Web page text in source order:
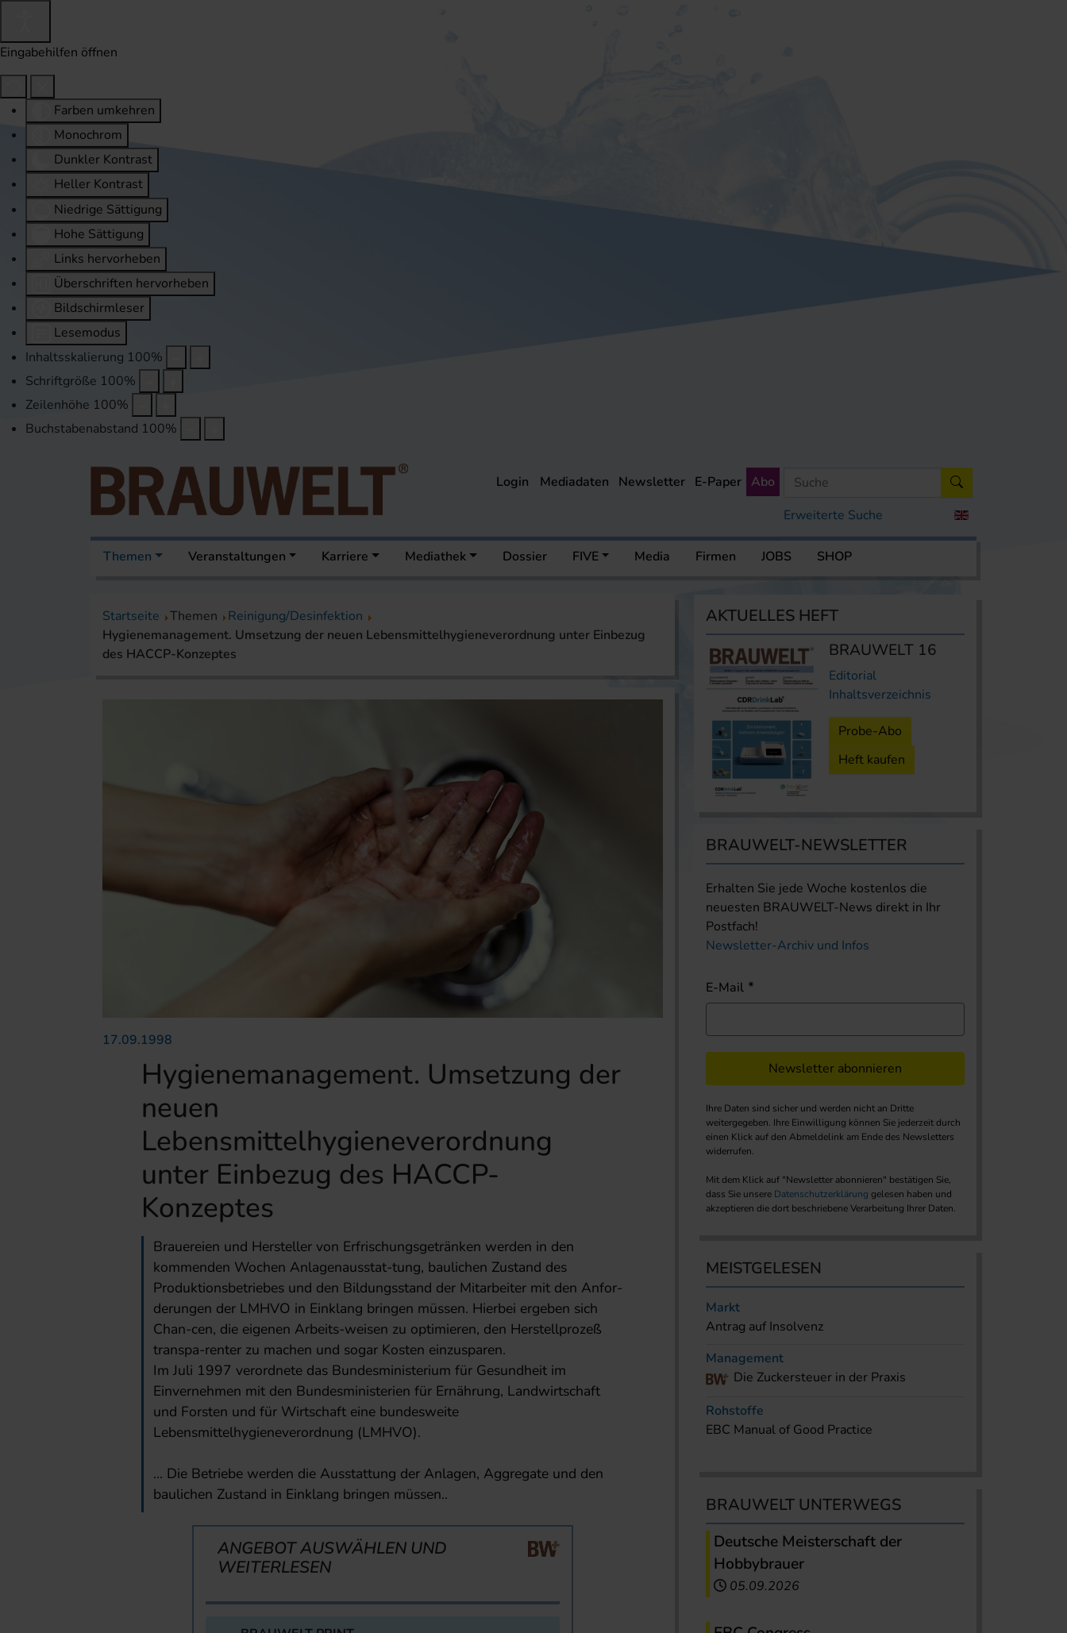
Eingabehilfen öffnen
Farben umkehren
Monochrom
Dunkler Kontrast
Heller Kontrast
Niedrige Sättigung
Hohe Sättigung
Links hervorheben
Überschriften hervorheben
Bildschirmleser
Lesemodus
Inhaltsskalierung 100%
Schriftgröße 100%
Zeilenhöhe 100%
Buchstabenabstand 100%
Erweiterte Suche
Login Mediadaten Newsletter E-Paper Abo
Themen Veranstaltungen Karriere Mediathek Dossier FIVE Media Firmen JOBS SHOP
Startseite Themen
Reinigung/Desinfektion
Hygienemanagement. Umsetzung der neuen Lebensmittelhygieneverordnung unter Einbezug
des HACCP-Konzeptes
17.09.1998
Hygienemanagement. Umsetzung der
neuen
Lebensmittelhygieneverordnung
unter Einbezug des HACCP-
Konzeptes
Brauereien und Hersteller von Erfrischungsgetränken werden in den
kommenden Wochen Anlagenausstat-tung, baulichen Zustand des
Produktionsbetriebes und den Bildungsstand der Mitarbeiter mit den Anfor-
derungen der LMHVO in Einklang bringen müssen. Hierbei ergeben sich
Chan-cen, die eigenen Arbeits-weisen zu optimieren, den Herstellprozeß
transpa-renter zu machen und sogar Kosten einzusparen.
Im Juli 1997 verordnete das Bundesministerium für Gesundheit im
Einvernehmen mit den Bundesministerien für Ernährung, Landwirtschaft
und Forsten und für Wirtschaft eine bundesweite
Lebensmittelhygieneverordnung (LMHVO).
... Die Betriebe werden die Ausstattung der Anlagen, Aggregate und den
baulichen Zustand in Einklang bringen müssen..
ANGEBOT AUSWÄHLEN UND
WEITERLESEN
AKTUELLES HEFT
BRAUWELT 16
Editorial
Inhaltsverzeichnis
Probe-Abo
Heft kaufen
BRAUWELT-NEWSLETTER
Erhalten Sie jede Woche kostenlos die
neuesten BRAUWELT-News direkt in Ihr
Postfach!
Newsletter-Archiv und Infos
E-Mail
Newsletter abonnieren
Ihre Daten sind sicher und werden nicht an Dritte
weitergegeben. Ihre Einwilligung können Sie jederzeit durch
einen Klick auf den Abmeldelink am Ende des Newsletters
widerrufen.
Mit dem Klick auf "Newsletter abonnieren" bestätigen Sie,
dass Sie unsere Datenschutzerklärung gelesen haben und
akzeptieren die dort beschriebene Verarbeitung Ihrer Daten.
MEISTGELESEN
Markt
Antrag auf Insolvenz
Management
Die Zuckersteuer in der Praxis
Rohstoffe
EBC Manual of Good Practice
BRAUWELT UNTERWEGS
Deutsche Meisterschaft der
Hobbybrauer
05.09.2026